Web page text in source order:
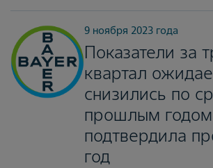
9 ноября 2023 года
Показатели за
квартал
снизились по
прошлым
подтвердила
год